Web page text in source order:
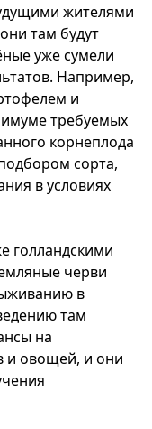
жителями
там будут
уже сумели
Например,
и
требуемых
корнеплода
сорта,
в условиях
голландскими
черви
в
там
на
и овощей, и они